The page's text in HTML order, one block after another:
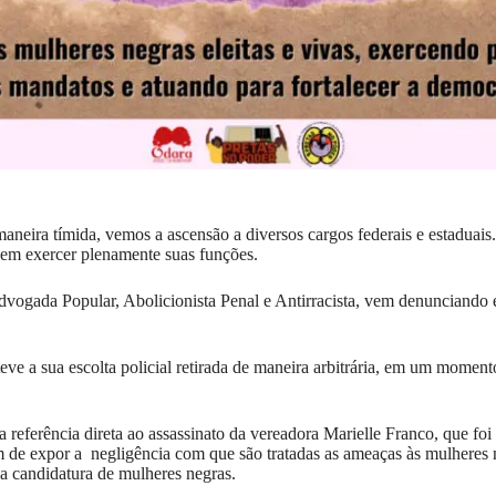
tímida, vemos a ascensão a diversos cargos federais e
exercer plenamente suas funções.
Popular, Abolicionista Penal e Antirracista, vem
a sua escolta policial retirada de maneira arbitrária, em um
referência direta ao assassinato da vereadora Marielle Franco, que
expor a negligência com que são tratadas as ameaças às
candidatura de mulheres negras.